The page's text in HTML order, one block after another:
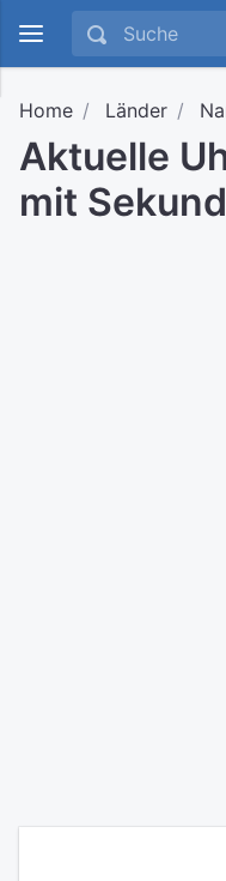
Home Länder
Aktuelle
mit